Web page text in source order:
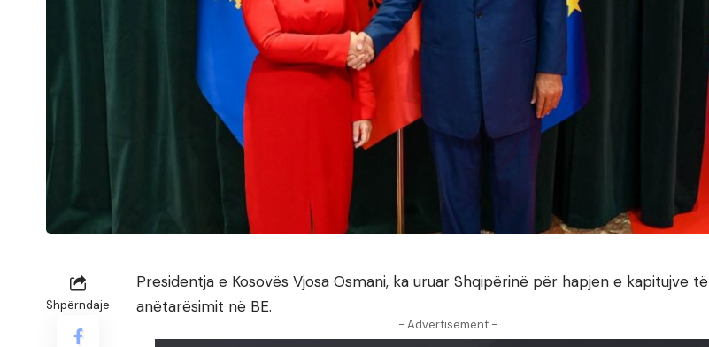
Shpërndaje
Presidentja e Kosovës Vjosa Osmani, ka uruar Shqipërinë për hapjen e kapitujve të
anëtarësimit në BE.
- Advertisement -